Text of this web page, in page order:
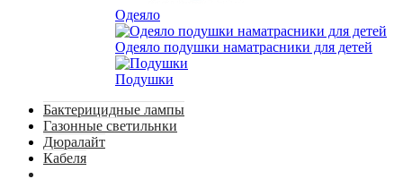
Одеяло
Одеяло подушки наматрасники для детей
Подушки
Бактерицидные лампы
Газонные светильнки
Дюралайт
Кабеля